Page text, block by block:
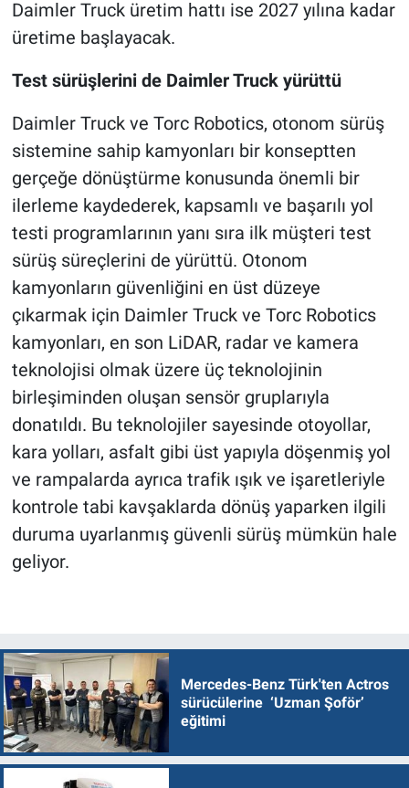
Daimler Truck üretim hattı ise 2027 yılına kadar
üretime başlayacak.
Test sürüşlerini de Daimler Truck yürüttü
Daimler Truck ve Torc Robotics, otonom sürüş
sistemine sahip kamyonları bir konseptten
gerçeğe dönüştürme konusunda önemli bir
ilerleme kaydederek, kapsamlı ve başarılı yol
testi programlarının yanı sıra ilk müşteri test
sürüş süreçlerini de yürüttü. Otonom
kamyonların güvenliğini en üst düzeye
çıkarmak için Daimler Truck ve Torc Robotics
kamyonları, en son LiDAR, radar ve kamera
teknolojisi olmak üzere üç teknolojinin
birleşiminden oluşan sensör gruplarıyla
donatıldı. Bu teknolojiler sayesinde otoyollar,
kara yolları, asfalt gibi üst yapıyla döşenmiş yol
ve rampalarda ayrıca trafik ışık ve işaretleriyle
kontrole tabi kavşaklarda dönüş yaparken ilgili
duruma uyarlanmış güvenli sürüş mümkün hale
geliyor.
Mercedes-Benz Türk'ten Actros
sürücülerine ‘Uzman Şoför’
eğitimi